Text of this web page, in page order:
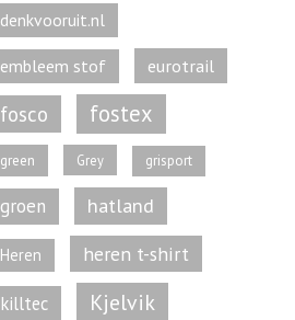
denkvooruit.nl
embleem stof eurotrail
fosco fostex
green Grey grisport
groen hatland
Heren heren t-shirt
killtec Kjelvik